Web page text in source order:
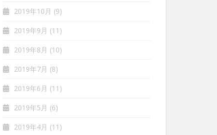
2019年10月 (9)
2019年9月 (11)
2019年8月 (10)
2019年7月 (8)
2019年6月 (11)
2019年5月 (6)
2019年4月 (11)